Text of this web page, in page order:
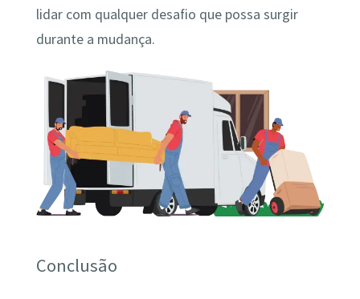
lidar com qualquer desafio que possa surgir
durante a mudança.
Conclusão